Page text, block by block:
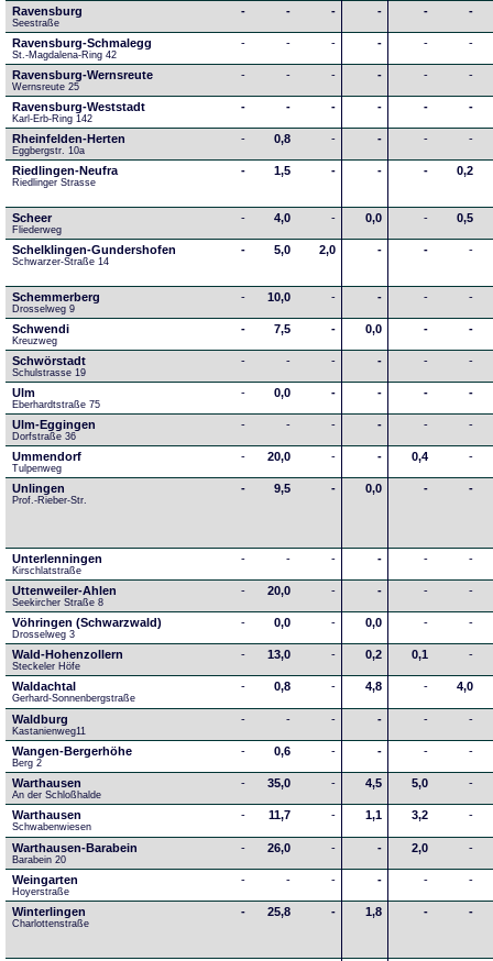
Ravensburg
Seestraße
- - - - - -
Ravensburg-Schmalegg
St.-Magdalena-Ring 42
- - - - - -
Ravensburg-Wernsreute
Wernsreute 25
- - - - - -
Ravensburg-Weststadt
Karl-Erb-Ring 142
- - - - - -
Rheinfelden-Herten
Eggbergstr. 10a
- 0,8 - - - -
Riedlingen-Neufra
Riedlinger Strasse
- 1,5 - - - 0,2
Scheer
Fliederweg
- 4,0 - 0,0 - 0,5
Schelklingen-Gundershofen
Schwarzer-Straße 14
- 5,0 2,0 - - -
Schemmerberg
Drosselweg 9
- 10,0 - - - -
Schwendi
Kreuzweg
- 7,5 - 0,0 - -
Schwörstadt
Schulstrasse 19
- - - - - -
Ulm
Eberhardtstraße 75
- 0,0 - - - -
Ulm-Eggingen
Dorfstraße 36
- - - - - -
Ummendorf
Tulpenweg
- 20,0 - - 0,4 -
Unlingen
Prof.-Rieber-Str.
- 9,5 - 0,0 - -
Unterlenningen
Kirschlatstraße
- - - - - -
Uttenweiler-Ahlen
Seekircher Straße 8
- 20,0 - - - -
Vöhringen (Schwarzwald)
Drosselweg 3
- 0,0 - 0,0 - -
Wald-Hohenzollern
Steckeler Höfe
- 13,0 - 0,2 0,1 -
Waldachtal
Gerhard-Sonnenbergstraße
- 0,8 - 4,8 - 4,0
Waldburg
Kastanienweg11
- - - - - -
Wangen-Bergerhöhe
Berg 2
- 0,6 - - - -
Warthausen
An der Schloßhalde
- 35,0 - 4,5 5,0 -
Warthausen
Schwabenwiesen
- 11,7 - 1,1 3,2 -
Warthausen-Barabein
Barabein 20
- 26,0 - - 2,0 -
Weingarten
Hoyerstraße
- - - - - -
Winterlingen
Charlottenstraße
- 25,8 - 1,8 - -